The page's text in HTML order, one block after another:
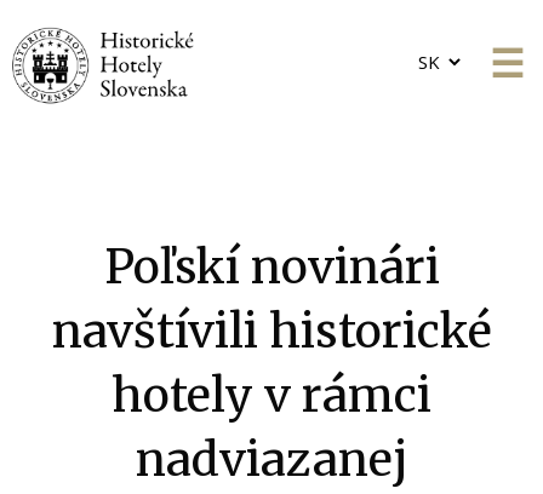
Choose
Poľskí novinári
navštívili historické
hotely v rámci
nadviazanej